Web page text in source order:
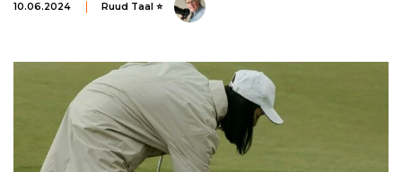
10.06.2024 Ruud Taal ⭐